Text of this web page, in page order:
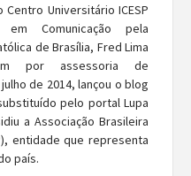
Universitário ICESP
Comunicação pela
de Brasília, Fred Lima
por assessoria de
de 2014, lançou o blog
pelo portal Lupa
a Associação Brasileira
entidade que representa
país.